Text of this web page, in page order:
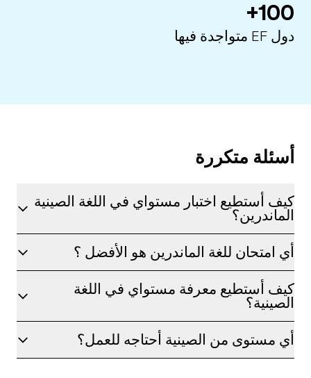
100+
دول EF متواجدة فيها
أسئلة متكررة
كيف أستطيع اختبار مستواي في اللغة الصينية
الماندرين؟
أي امتحان للغة الماندرين هو الأفضل ؟
كيف أستطيع معرفة مستواي في اللغة
الصينية؟
أي مستوى من الصينية أحتاجه للعمل؟